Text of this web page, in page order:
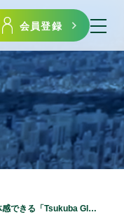
会員登録
つくば市 スタートアップエコシステムを体感できる「Tsukuba Global Night」のご案内